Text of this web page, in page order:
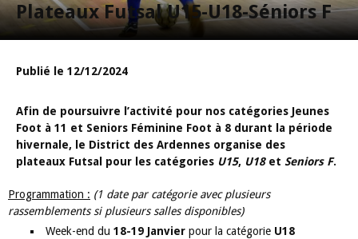
Plateaux Futsal U15-U18-Séniors F
Publié le 12/12/2024
Afin de poursuivre l’activité pour nos catégories Jeunes
Foot à 11 et Seniors Féminine Foot à 8 durant la période
hivernale, le District des Ardennes organise des
plateaux Futsal pour les catégories U15, U18 et Seniors F.
Programmation : (1 date par catégorie avec plusieurs
rassemblements si plusieurs salles disponibles)
Week-end du 18-19 Janvier pour la catégorie U18